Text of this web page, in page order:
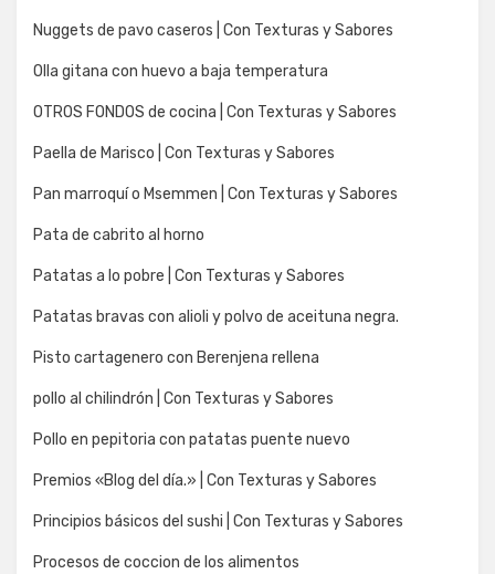
Nuggets de pavo caseros | Con Texturas y Sabores
Olla gitana con huevo a baja temperatura
OTROS FONDOS de cocina | Con Texturas y Sabores
Paella de Marisco | Con Texturas y Sabores
Pan marroquí o Msemmen | Con Texturas y Sabores
Pata de cabrito al horno
Patatas a lo pobre | Con Texturas y Sabores
Patatas bravas con alioli y polvo de aceituna negra.
Pisto cartagenero con Berenjena rellena
pollo al chilindrón | Con Texturas y Sabores
Pollo en pepitoria con patatas puente nuevo
Premios «Blog del día.» | Con Texturas y Sabores
Principios básicos del sushi | Con Texturas y Sabores
Procesos de coccion de los alimentos